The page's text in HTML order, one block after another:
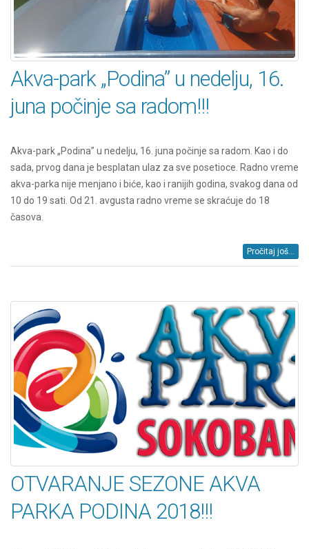
Akva-park „Podina” u nedelju, 16.
juna počinje sa radom!!!
Akva-park „Podina” u nedelju, 16. juna počinje sa radom. Kao i do
sada, prvog dana je besplatan ulaz za sve posetioce. Radno vreme
akva-parka nije menjano i biće, kao i ranijih godina, svakog dana od
10 do 19 sati. Od 21. avgusta radno vreme se skraćuje do 18
časova.
Pročitaj još...
OTVARANJE SEZONE AKVA
PARKA PODINA 2018!!!